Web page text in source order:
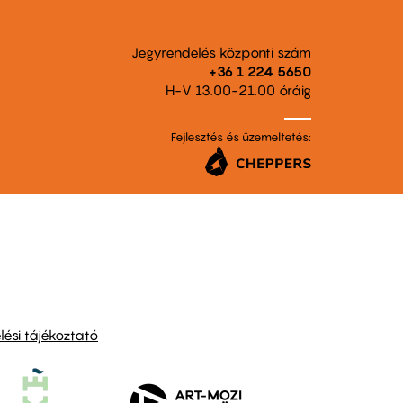
Jegyrendelés központi szám
+36 1 224 5650
H-V 13.00-21.00 óráig
Fejlesztés és üzemeltetés:
tájékoztató